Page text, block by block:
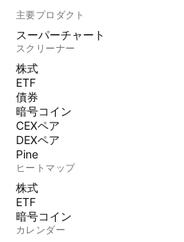
主要プロダクト
スーパーチャート
スクリーナー
株式
ETF
債券
暗号コイン
CEXペア
DEXペア
Pine
ヒートマップ
株式
ETF
暗号コイン
カレンダー